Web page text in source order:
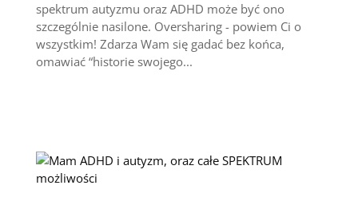
spektrum autyzmu oraz ADHD może być ono
szczególnie nasilone. Oversharing - powiem Ci o
wszystkim! Zdarza Wam się gadać bez końca,
omawiać “historie swojego...